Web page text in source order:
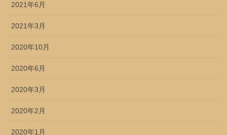
2021年6月
2021年3月
2020年10月
2020年6月
2020年3月
2020年2月
2020年1月